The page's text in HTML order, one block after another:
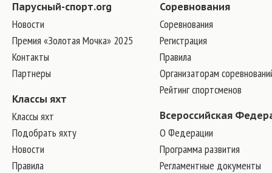
Парусный-спорт.org
Новости
Премия «Золотая Мочка» 2025
Контакты
Партнеры
Классы яхт
Классы яхт
Подобрать яхту
Новости
Правила
Соревнования
Соревнования
Регистрация
Правила
Организаторам
Рейтинг спортсменов
Всероссийская
О Федерации
Программа развития
Регламентные документы